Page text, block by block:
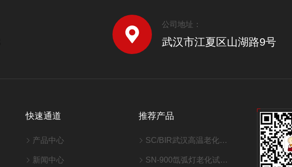
公司地址：
武汉市江夏区山湖路9号
快速通道
产品中心
新闻中心
推荐产品
SC/BIR武汉高温老化室/老化房
SN-900氙弧灯老化试验箱